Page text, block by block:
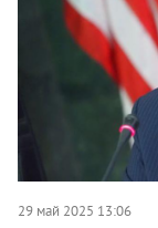
29 май 2025 13:06